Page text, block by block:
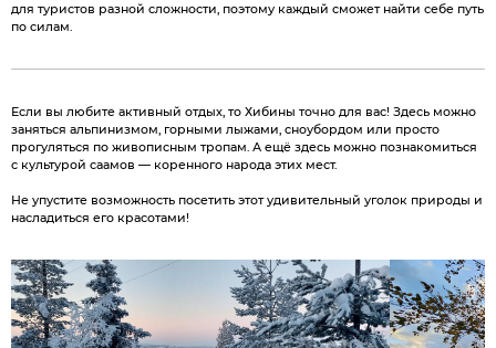
для туристов разной сложности, поэтому каждый сможет найти себе путь
по силам.
Если вы любите активный отдых, то Хибины точно для вас! Здесь можно
заняться альпинизмом, горными лыжами, сноубордом или просто
прогуляться по живописным тропам. А ещё здесь можно познакомиться
с культурой саамов — коренного народа этих мест.
Не упустите возможность посетить этот удивительный уголок природы и
насладиться его красотами!